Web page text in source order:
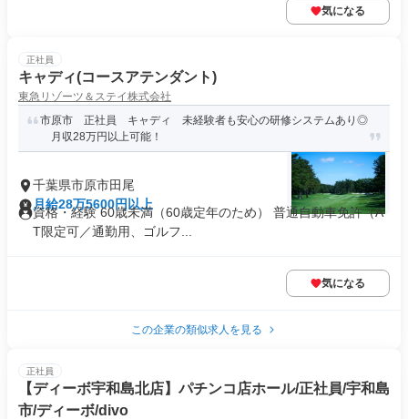
気になる
正社員
キャディ(コースアテンダント)
東急リゾーツ＆ステイ株式会社
市原市 正社員 キャディ 未経験者も安心の研修システムあり◎
月収28万円以上可能！
千葉県市原市田尾
月給28万5600円以上
資格・経験 60歳未満（60歳定年のため） 普通自動車免許（A
T限定可／通勤用、ゴルフ...
気になる
この企業の類似求人を見る
正社員
【ディーボ宇和島北店】パチンコ店ホール/正社員/宇和島
市/ディーボ/divo